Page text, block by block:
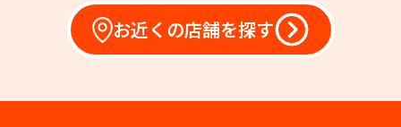
お近くの店舗を探す